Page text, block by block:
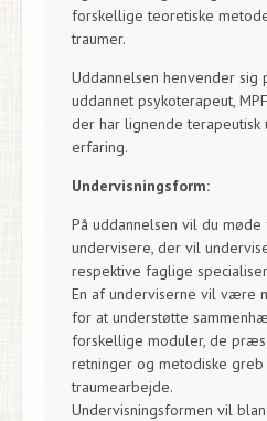
forskellige teoretiske
traumer.
Uddannelsen henvender
uddannet psykoterapeut,
der har lignende
erfaring.
Undervisningsform:
På uddannelsen vil du
undervisere, der vil
respektive faglige
En af underviserne vil være
for at understøtte
forskellige moduler, de
retninger og metodiske
traumearbejde.
Undervisningsformen vil